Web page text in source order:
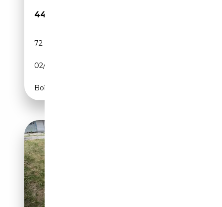
44 500€
72 514 km
02/1996
Boîte automatique